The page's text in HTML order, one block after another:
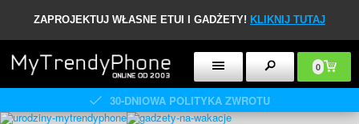
ZAPROJEKTUJ WŁASNE ETUI I GADŻETY! KLIKNIJ TUTAJ
0
30-DNIOWA POLITYKA ZWROTU